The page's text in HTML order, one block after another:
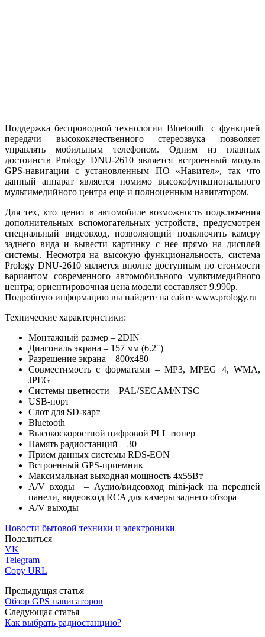
Поддержка беспроводной технологии Bluetooth с функцией
передачи высококачественного стереозвука позволяет
управлять мобильным телефоном. Одним из главных
достоинств Prology DNU-2610 является встроенный модуль
GPS-навигации с установленным ПО «Навител», так что
данный аппарат является помимо высокофункционального
мультимедийного центра еще и полноценным навигатором.
Для тех, кто ценит в автомобиле возможность подключения
дополнительных вспомогательных устройств, предусмотрен
специальный видеовход, позволяющий подключить камеру
заднего вида и вывести картинку с нее прямо на дисплей
системы. Несмотря на высокую функциональность, система
Prology DNU-2610 является вполне доступным по стоимости
вариантом современного автомобильного мультимедийного
центра; ориентировочная цена модели составляет 9.990р.
Подробную информацию вы найдете на сайте www.prology.ru
Технические характеристики:
Монтажный размер – 2DIN
Диагональ экрана – 157 мм (6.2″)
Разрешение экрана – 800х480
Совместимость с форматами – MP3, MPEG 4, WMA,
JPEG
Системы цветности – PAL/SECAM/NTSC
USB-порт
Слот для SD-карт
Bluetooth
Высокоскоростной цифровой PLL тюнер
Память радиостанций – 30
Прием данных системы RDS-EON
Встроенный GPS-приемник
Максимальная выходная мощность 4х55Вт
A/V входы – Аудио/видеовход mini-jack на передней
панели, видеовход RCA для камеры заднего обзора
A/V выходы
Новости бытовой техники и электроники
Поделиться
VK
Telegram
Copy URL
Предыдущая статья
Обзор GPS навигаторов
Следующая статья
Как выбрать радиостанцию?